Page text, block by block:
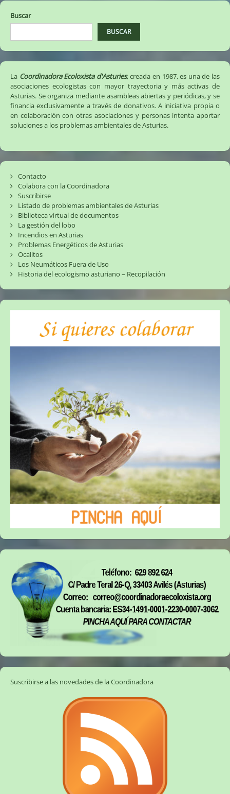
Buscar
BUSCAR
La Coordinadora Ecoloxista d'Asturies, creada en 1987, es una de las
asociaciones ecologistas con mayor trayectoria y más activas de
Asturias. Se organiza mediante asambleas abiertas y periódicas, y se
financia exclusivamente a través de donativos. A iniciativa propia o
en colaboración con otras asociaciones y personas intenta aportar
soluciones a los problemas ambientales de Asturias.
Contacto
Colabora con la Coordinadora
Suscribirse
Listado de problemas ambientales de Asturias
Biblioteca virtual de documentos
La gestión del lobo
Incendios en Asturias
Problemas Energéticos de Asturias
Ocalitos
Los Neumáticos Fuera de Uso
Historia del ecologismo asturiano – Recopilación
Suscribirse a las novedades de la Coordinadora